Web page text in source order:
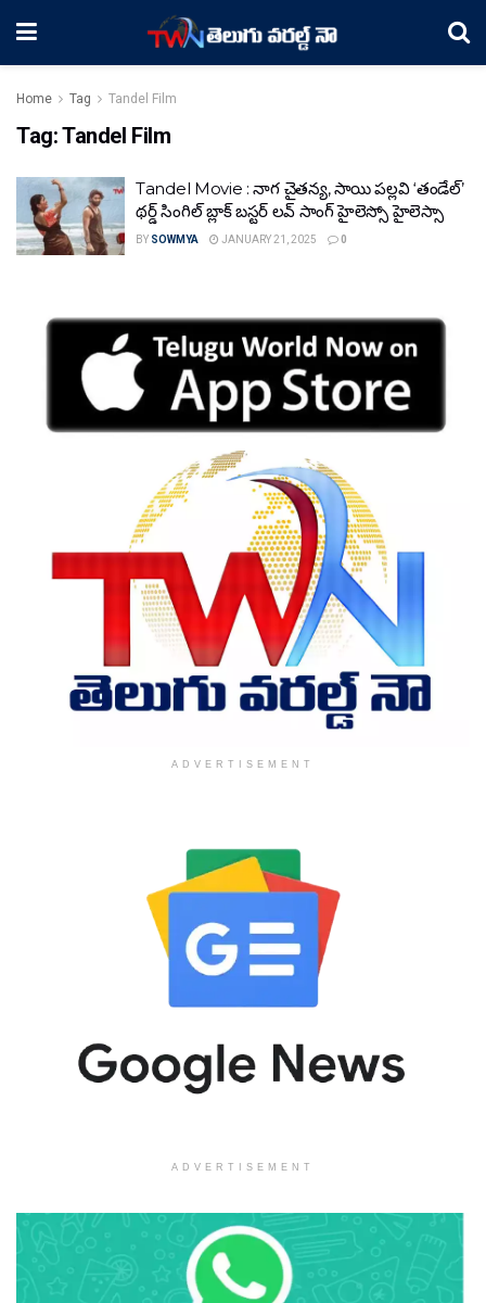
Home Tag Tandel Film
Tag:Tandel Film
Tandel Movie : నాగ చైతన్య, సాయి పల్లవి ‘తండేల్’
థర్డ్ సింగిల్ బ్లాక్ బస్టర్ లవ్ సాంగ్ హైలెస్సో హైలెస్సా
BY SOWMYA JANUARY 21, 2025 0
ADVERTISEMENT
ADVERTISEMENT